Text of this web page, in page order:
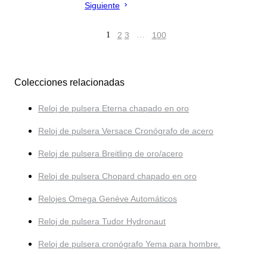
Siguiente
1 2 3 … 100
Colecciones relacionadas
Reloj de pulsera Eterna chapado en oro
Reloj de pulsera Versace Cronógrafo de acero
Reloj de pulsera Breitling de oro/acero
Reloj de pulsera Chopard chapado en oro
Relojes Omega Genève Automáticos
Reloj de pulsera Tudor Hydronaut
Reloj de pulsera cronógrafo Yema para hombre.